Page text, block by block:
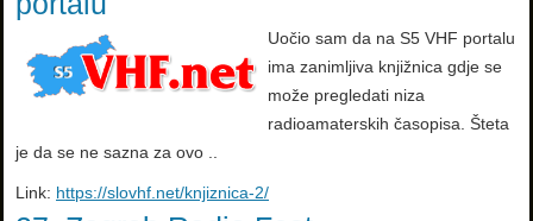
Uočio sam da na S5 VHF portalu
ima zanimljiva knjižnica gdje se
može pregledati niza
radioamaterskih časopisa. Šteta
je da se ne sazna za ovo ..
Link: https://slovhf.net/knjiznica-2/